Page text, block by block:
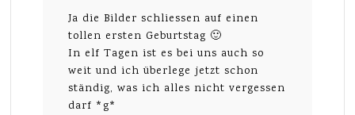
Ja die Bilder schliessen auf einen
tollen ersten Geburtstag 🙂
In elf Tagen ist es bei uns auch so
weit und ich überlege jetzt schon
ständig, was ich alles nicht vergessen
darf *g*